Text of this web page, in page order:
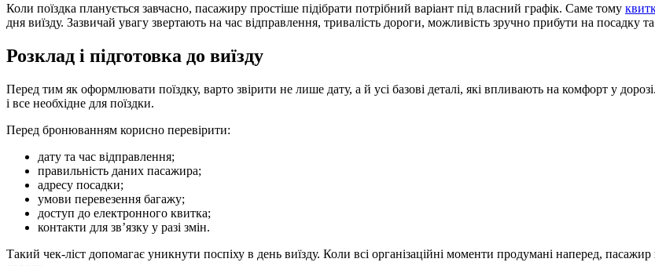
Коли поїздка планується завчасно, пасажиру простіше підібрати потрібний варіант під власний графік. Саме тому
дня виїзду. Зазвичай увагу звертають на час відправлення, тривалість дороги, можливість зручно прибути на посадку
Розклад і підготовка до виїзду
Перед тим як оформлювати поїздку, варто звірити не лише дату, а й усі базові деталі, які впливають на комфорт у
і все необхідне для поїздки.
Перед бронюванням корисно перевірити:
дату та час відправлення;
правильність даних пасажира;
адресу посадки;
умови перевезення багажу;
доступ до електронного квитка;
контакти для зв’язку у разі змін.
Такий чек-ліст допомагає уникнути поспіху в день виїзду. Коли всі організаційні моменти продумані наперед,